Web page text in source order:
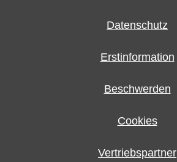
Datenschutz
Erstinformation
Beschwerden
Cookies
Vertriebspartner